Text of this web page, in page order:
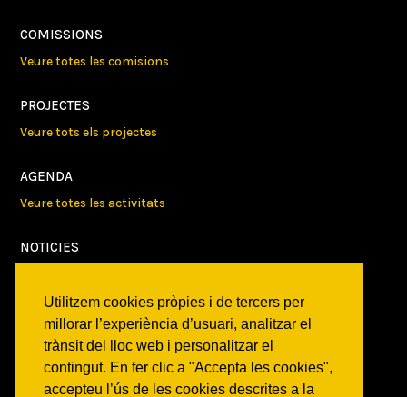
Utilitzem cookies pròpies i de tercers per
millorar l’experiència d’usuari, analitzar el
trànsit del lloc web i personalitzar el
contingut. En fer clic a "Accepta les cookies",
accepteu l’ús de les cookies descrites a la
COMISSIONS
Veure totes les comisions
PROJECTES
Veure tots els projectes
AGENDA
Veure totes les activitats
NOTICIES
Comunicats
Victories
ON SOM?
c/ Constitució 19